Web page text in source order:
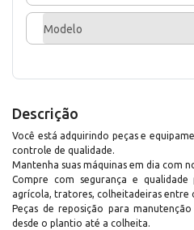
Modelo
Descrição
Você está adquirindo peças e
controle de qualidade.
Mantenha suas máquinas em dia com
Compre com segurança e
agrícola, tratores, colheitadeiras entre
Peças de reposição para
desde o plantio até a colheita.